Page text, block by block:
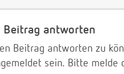
Beitrag antworten
Beitrag antworten zu
sein. Bitte melde